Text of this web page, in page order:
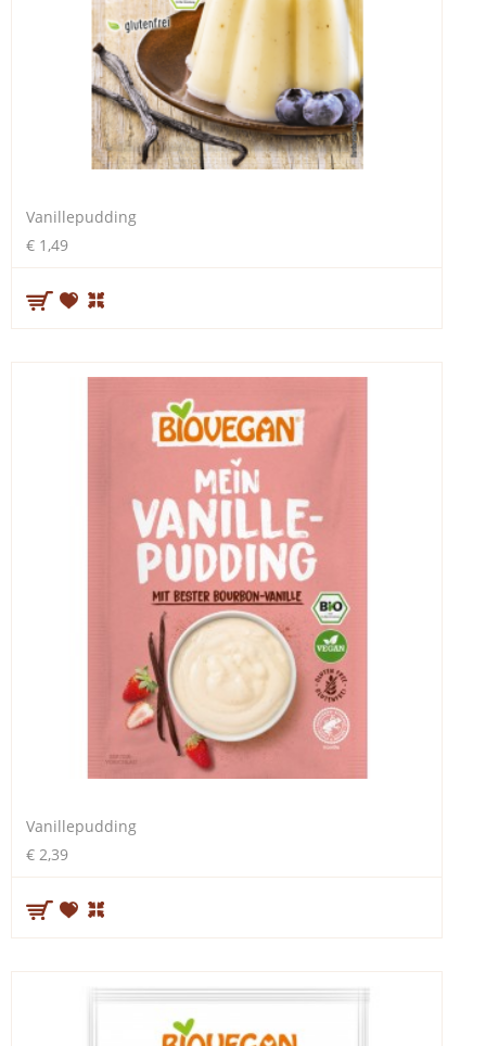
Vanillepudding
€ 1,49
Vanillepudding
€ 2,39